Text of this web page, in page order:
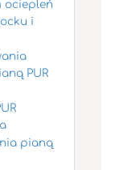
ociepleń
i
PUR
pianą